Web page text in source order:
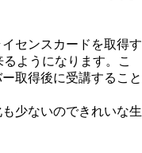
センスカードを取得す
ようになります。こ
取得後に受講すること
少ないのできれいな生